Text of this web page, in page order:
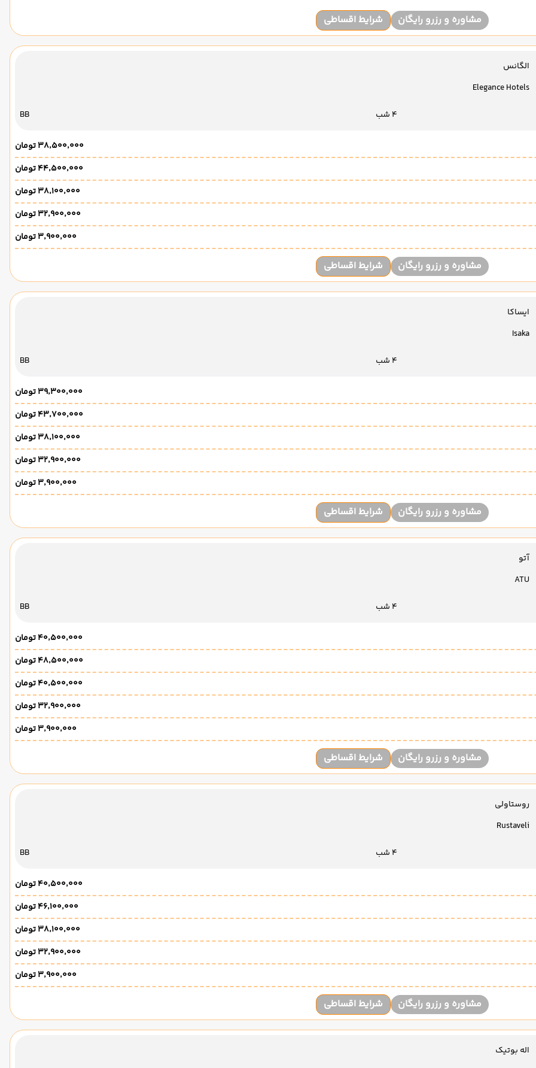
مشاوره و رزرو رایگان
شرایط اقساطی
الگانس
Elegance Hotels
4 شب BB
۳۸٬۵۰۰٬۰۰۰ تومان
۴۴٬۵۰۰٬۰۰۰ تومان
۳۸٬۱۰۰٬۰۰۰ تومان
۳۲٬۹۰۰٬۰۰۰ تومان
۳٬۹۰۰٬۰۰۰ تومان
مشاوره و رزرو رایگان شرایط اقساطی
ایساکا
Isaka
4 شب BB
۳۹٬۳۰۰٬۰۰۰ تومان
۴۳٬۷۰۰٬۰۰۰ تومان
۳۸٬۱۰۰٬۰۰۰ تومان
۳۲٬۹۰۰٬۰۰۰ تومان
۳٬۹۰۰٬۰۰۰ تومان
مشاوره و رزرو رایگان شرایط اقساطی
آتو
ATU
4 شب BB
۴۰٬۵۰۰٬۰۰۰ تومان
۴۸٬۵۰۰٬۰۰۰ تومان
۴۰٬۵۰۰٬۰۰۰ تومان
۳۲٬۹۰۰٬۰۰۰ تومان
۳٬۹۰۰٬۰۰۰ تومان
مشاوره و رزرو رایگان شرایط اقساطی
روستاولی
Rustaveli
4 شب BB
۴۰٬۵۰۰٬۰۰۰ تومان
۴۶٬۱۰۰٬۰۰۰ تومان
۳۸٬۱۰۰٬۰۰۰ تومان
۳۲٬۹۰۰٬۰۰۰ تومان
۳٬۹۰۰٬۰۰۰ تومان
مشاوره و رزرو رایگان شرایط اقساطی
اله بوتیک